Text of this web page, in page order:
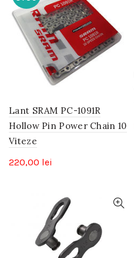
Lant SRAM PC-1091R
Hollow Pin Power Chain 10
Viteze
220,00 lei